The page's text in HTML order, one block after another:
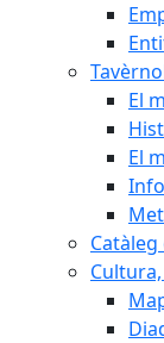
El
El
Catàleg